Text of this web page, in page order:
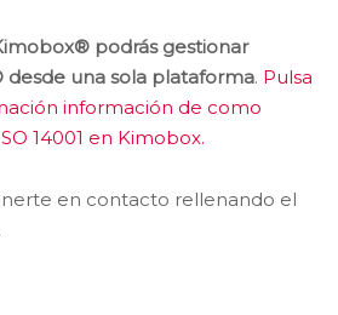
podrás gestionar
desde una sola plataforma. Pulsa
información de como
14001 en Kimobox.
en contacto rellenando el